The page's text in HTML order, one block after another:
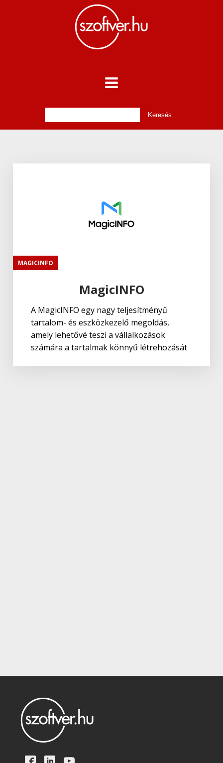
MAGICINFO
MagicINFO
A MagicINFO egy nagy teljesítményű
tartalom- és eszközkezelő megoldás,
amely lehetővé teszi a vállalkozások
számára a tartalmak könnyű létrehozását